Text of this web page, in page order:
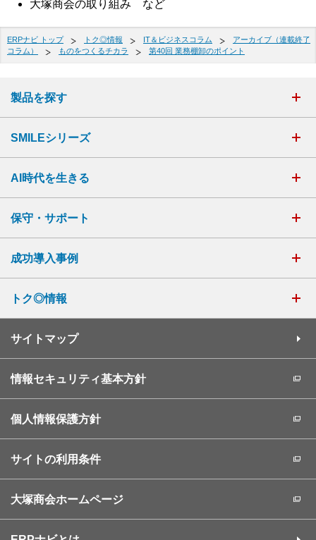
大塚商会の取り組み など
ERPナビ トップ トク◎情報 IT＆ビジネスコラム
アーカイブ（連載終了
コラム）
ものをつくるチカラ 第40回 業務棚卸のポイント
製品を探す
SMILEシリーズ
AI時代を生きる
保守・サポート
成功導入事例
トク◎情報
サイトマップ
情報セキュリティ基本方針
個人情報保護方針
サイトの利用条件
大塚商会ホームページ